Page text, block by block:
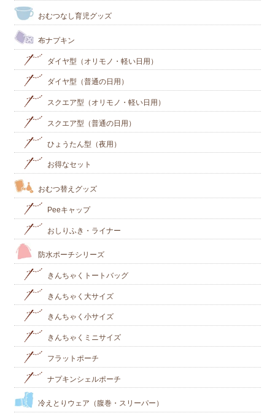
おむつなし育児グッズ
布ナプキン
ダイヤ型（オリモノ・軽い日用）
ダイヤ型（普通の日用）
スクエア型（オリモノ・軽い日用）
スクエア型（普通の日用）
ひょうたん型（夜用）
お得なセット
おむつ替えグッズ
Peeキャップ
おしりふき・ライナー
防水ポーチシリーズ
きんちゃくトートバッグ
きんちゃく大サイズ
きんちゃく小サイズ
きんちゃくミニサイズ
フラットポーチ
ナプキンシェルポーチ
冷えとりウェア（腹巻・スリーパー）